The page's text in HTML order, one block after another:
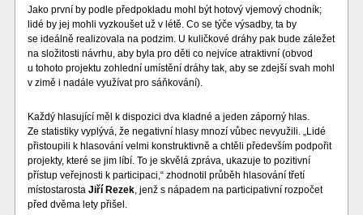
Jako první by podle předpokladu mohl být hotový vjemový chodník;
lidé by jej mohli vyzkoušet už v létě. Co se týče výsadby, ta by
se ideálně realizovala na podzim. U kuličkové dráhy pak bude záležet
na složitosti návrhu, aby byla pro děti co nejvíce atraktivní (obvod
u tohoto projektu zohlední umístění dráhy tak, aby se zdejší svah mohl
v zimě i nadále využívat pro sáňkování).
Každý hlasující měl k dispozici dva kladné a jeden záporný hlas.
Ze statistiky vyplývá, že negativní hlasy mnozí vůbec nevyužili. „Lidé
přistoupili k hlasování velmi konstruktivně a chtěli především podpořit
projekty, které se jim líbí. To je skvělá zpráva, ukazuje to pozitivní
přístup veřejnosti k participaci,“ zhodnotil průběh hlasování třetí
místostarosta Jiří Rezek, jenž s nápadem na participativní rozpočet
před dvěma lety přišel.